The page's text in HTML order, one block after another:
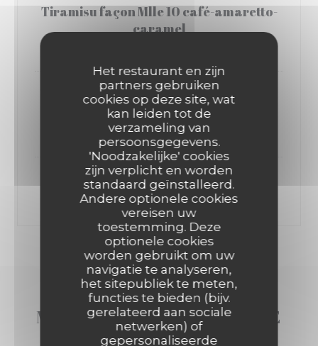
Het restaurant en zijn
partners gebruiken
cookies op deze site, wat
kan leiden tot de
verzameling van
persoonsgegevens.
'Noodzakelijke' cookies
zijn verplicht en worden
standaard geïnstalleerd.
Andere optionele cookies
vereisen uw
toestemming. Deze
optionele cookies
worden gebruikt om uw
navigatie te analyseren,
het sitepubliek te meten,
functies te bieden (bijv.
gerelateerd aan sociale
netwerken) of
gepersonaliseerde
Tiramisu façon Mlle 10 café-amaretto-
caramel
Tartelette aux fruits rouge , mousse au
matcha, sorbet framboises
12,00 EUR
Assiette de fromages
12,00 EUR
MENU "MADEMOISELLE SE
REGALE"À 39 EUROS